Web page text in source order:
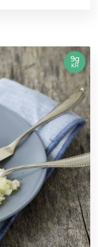
9g
KH